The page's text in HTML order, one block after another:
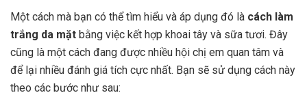
Một cách mà bạn có thể tìm hiểu và áp dụng đó là cách làm
trắng da mặt bằng việc kết hợp khoai tây và sữa tươi. Đây
cũng là một cách đang được nhiều hội chị em quan tâm và
để lại nhiều đánh giá tích cực nhất. Bạn sẽ sử dụng cách này
theo các bước như sau: